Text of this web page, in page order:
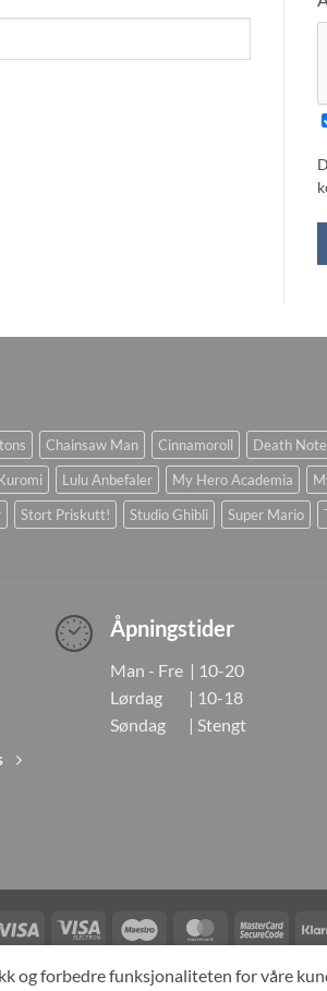
Chainsaw Man Cinnamoroll Death Note
Lulu Anbefaler My Hero Academia
Stort Priskutt! Studio Ghibli Super Mario
Åpningstider
Man - Fre | 10-20
Lørdag | 10-18
Søndag | Stengt
Visa
Visa
Electron
Maestro MasterCard
2
KONTAKT OSS OM OSS
og forbedre funksjonaliteten for våre